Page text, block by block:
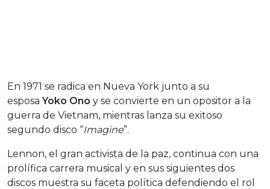
En 1971 se radica en Nueva York junto a su
esposaYoko Ono y se convierte en un opositor a la
guerra de Vietnam, mientras lanza su exitoso
segundo disco “Imagine”.
Lennon, el gran activista de la paz, continua con una
prolífica carrera musical y en sus siguientes dos
discos muestra su faceta política defendiendo el rol